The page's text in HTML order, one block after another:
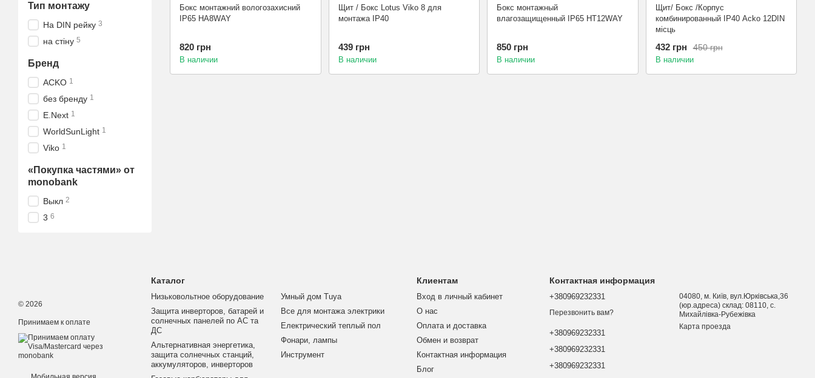
Бокс монтажний вологозахисний
IP65 HA8WAY
820 грн
В наличии
Щит / Бокс Lotus Viko 8 для
монтажа IP40
439 грн
В наличии
Бокс монтажный
влагозащищенный IP65 HT12WAY
850 грн
В наличии
Щит/ Бокс /Корпус
комбинированный IP40 Acko 12DIN
місць
450 грн
432 грн
В наличии
Тип монтажу
На DIN рейку 3
на стіну 5
Бренд
ACKO 1
без бренду 1
E.Next 1
WorldSunLight 1
Viko 1
«Покупка частями» от
monobank
Выкл 2
3 6
© 2026
Принимаем к оплате
Каталог
Низьковольтное оборудование
Защита инверторов, батарей и
солнечных панелей по АС та
ДС
Альтернативная энергетика,
защита солнечных станций,
аккумуляторов, инверторов
Умный дом Tuya
Все для монтажа электрики
Електрический теплый пол
Фонари, лампы
Инструмент
Клиентам
Вход в личный кабинет
О нас
Оплата и доставка
Обмен и возврат
Контактная информация
Блог
Контактная информация
+380969232331
Перезвонить вам?
+380969232331
+380969232331
+380969232331
04080, м. Київ, вул.Юрківська,36
(юр.адреса) склад: 08110, с.
Михайлівка-Рубежівка
Карта проезда